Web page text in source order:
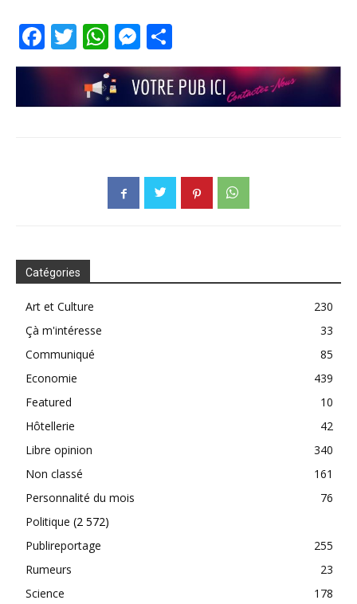
Facebook
TwitterWhatsApp
Messenger
Catégories
Art et Culture
230
Çà m'intéresse
33
Communiqué
85
Economie
439
Featured
10
Hôtellerie
42
Libre opinion
340
Non classé
161
Personnalité du mois
76
Politique (2 572)
Publireportage
255
Rumeurs
23
Science
178